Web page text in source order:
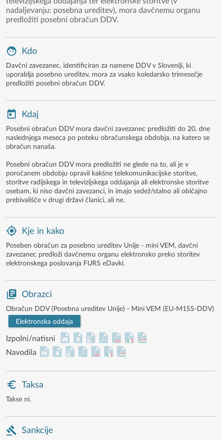
nadaljevanju: posebna ureditev), mora davčnemu organu
predložiti posebni obračun DDV.
Kdo
Davčni zavezanec, identificiran za namene DDV v Sloveniji, ki
uporablja posebno ureditev, mora za vsako koledarsko trimesečje
predložiti posebni obračun DDV.
Kdaj
Posebni obračun DDV mora davčni zavezanec predložiti do 20. dne
naslednjega meseca po poteku obračunskega obdobja, na katero se
obračun nanaša.
Posebni obračun DDV mora predložiti ne glede na to, ali je v
poročanem obdobju opravil kakšne telekomunikacijske storitve,
storitve radijskega in televizijskega oddajanja ali elektronske storitve
osebam, ki niso davčni zavezanci, in imajo sedež/stalno ali običajno
prebivališče v drugi državi članici, ali ne.
Kje in kako
Poseben obračun za posebno ureditev Unije - mini VEM, davčni
zavezanec predloži davčnemu organu elektronsko preko storitev
elektronskega poslovanja FURS eDavki.
Obrazci
Obračun DDV (Posebna ureditev Unije) - Mini VEM (EU-M1SS-DDV)
Elektronska oddaja
Izpolni/natisni
Navodila
Taksa
Takse ni.
Sankcije